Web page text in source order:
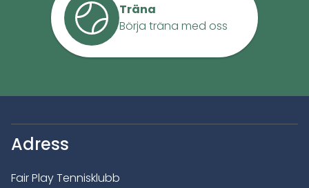
Träna
Börja träna med oss
Adress
Fair Play Tennisklubb